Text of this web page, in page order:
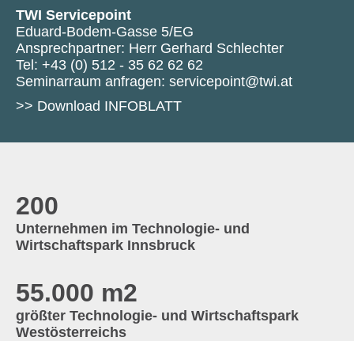
TWI Servicepoint
Eduard-Bodem-Gasse 5/EG
Ansprechpartner: Herr Gerhard Schlechter
Tel: +43 (0) 512 - 35 62 62 62
Seminarraum anfragen: servicepoint@twi.at
>> Download INFOBLATT
200
Unternehmen im Technologie- und
Wirtschaftspark Innsbruck
55.000 m2
größter Technologie- und Wirtschaftspark
Westösterreichs